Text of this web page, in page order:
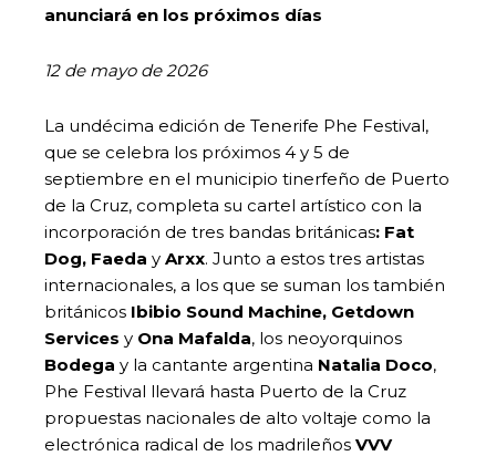
anunciará en los próximos días
12 de mayo de 2026
La undécima edición de Tenerife Phe Festival,
que se celebra los próximos 4 y 5 de
septiembre en el municipio tinerfeño de Puerto
de la Cruz, completa su cartel artístico con la
incorporación de tres bandas británicas: Fat
Dog, Faeda y Arxx. Junto a estos tres artistas
internacionales, a los que se suman los también
británicos Ibibio Sound Machine, Getdown
Services y Ona Mafalda, los neoyorquinos
Bodega y la cantante argentina Natalia Doco,
Phe Festival llevará hasta Puerto de la Cruz
propuestas nacionales de alto voltaje como la
electrónica radical de los madrileños VVV